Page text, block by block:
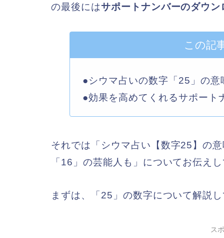
の最後にはサポートナンバーのダウン
この記
●シウマ占いの数字「25」の意
●効果を高めてくれるサポート
それでは「シウマ占い【数字25】の
「16」の芸能人も」についてお伝え
まずは、「25」の数字について解説
ス